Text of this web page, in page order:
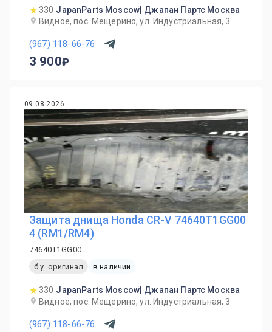
330 JapanParts Moscow| Джапан Партс Москва
Видное, пос. Мещерино, ул. Индустриальная, 3
(967) 118-66-76
3 900
09.08.2026
Защита днища Honda CR-V 74640T1GG00
4 (RM1/RM4)
74640T1GG00
б.у. оригинал
в наличии
330 JapanParts Moscow| Джапан Партс Москва
Видное, пос. Мещерино, ул. Индустриальная, 3
(967) 118-66-76